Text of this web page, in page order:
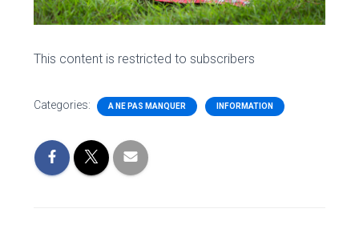
This content is restricted to subscribers
Categories: A NE PAS MANQUER INFORMATION